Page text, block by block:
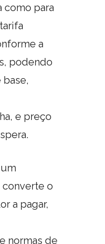
como para
a
podendo
e preço
o
a pagar,
normas de